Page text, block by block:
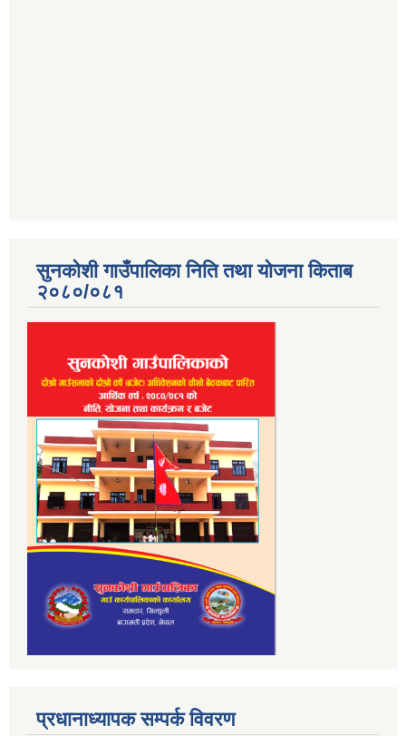
सुनकोशी गाउँपालिका निति तथा योजना किताब
२०८०/०८१
प्रधानाध्यापक सम्पर्क विवरण